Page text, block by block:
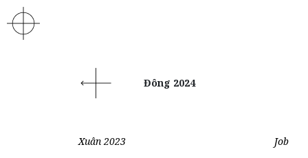
Đông 2024
Xuân 2023 Job